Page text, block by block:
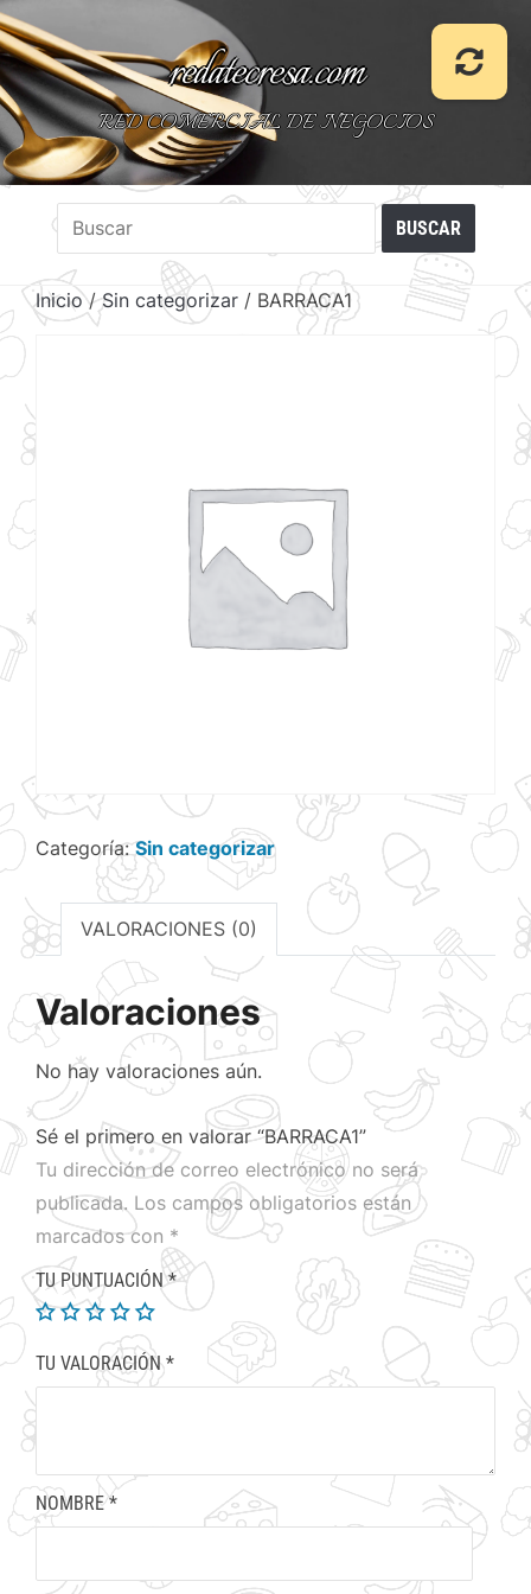
redatecresa.com
RED COMERCIAL DE NEGOCIOS
Inicio/Sin categorizar / BARRACA1
Categoría:Sin categorizar
VALORACIONES (0)
Valoraciones
No hay valoraciones aún.
Sé el primero en valorar “BARRACA1”
Tu dirección de correo electrónico no será
publicada. Los campos obligatorios están
marcados con *
TU PUNTUACIÓN*
TU VALORACIÓN*
NOMBRE*